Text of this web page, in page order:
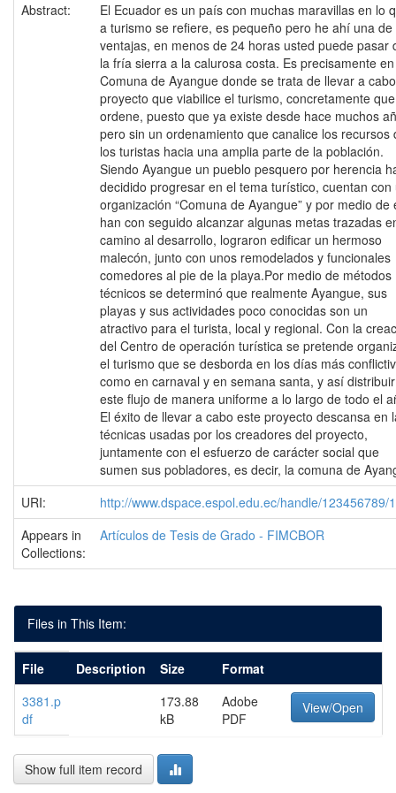
Abstract:
El Ecuador es un país con muchas maravillas en lo
a turismo se refiere, es pequeño pero he ahí una de
ventajas, en menos de 24 horas usted puede pasar
la fría sierra a la calurosa costa. Es precisamente
Comuna de Ayangue donde se trata de llevar a
proyecto que viabilice el turismo, concretamente
ordene, puesto que ya existe desde hace muchos
pero sin un ordenamiento que canalice los recursos
los turistas hacia una amplia parte de la población.
Siendo Ayangue un pueblo pesquero por herencia
decidido progresar en el tema turístico, cuentan con
organización “Comuna de Ayangue” y por medio de
han con seguido alcanzar algunas metas trazadas
camino al desarrollo, lograron edificar un hermoso
malecón, junto con unos remodelados y funcionales
comedores al pie de la playa.Por medio de métodos
técnicos se determinó que realmente Ayangue, sus
playas y sus actividades poco conocidas son un
atractivo para el turista, local y regional. Con la
del Centro de operación turística se pretende
el turismo que se desborda en los días más
como en carnaval y en semana santa, y así distribuir
este flujo de manera uniforme a lo largo de todo el
El éxito de llevar a cabo este proyecto descansa en
técnicas usadas por los creadores del proyecto,
juntamente con el esfuerzo de carácter social que
sumen sus pobladores, es decir, la comuna de
URI:
http://www.dspace.espol.edu.ec/handle/123456789/
Appears in
Collections:
Artículos de Tesis de Grado - FIMCBOR
Files in This Item:
File Description Size
Format
3381.p
df
173.88
kB
Adobe
PDF
View/Open
Show full item record